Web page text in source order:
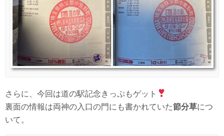
さらに、今回は道の駅記念きっぷもゲット
裏面の情報は両神の入口の門にも書かれていた節分草につ
いて。